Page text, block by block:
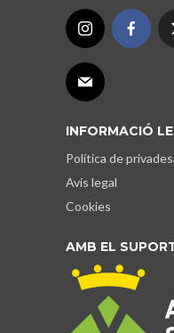
INFORMACIÓ
Política de
Avís legal
Cookies
AMB EL